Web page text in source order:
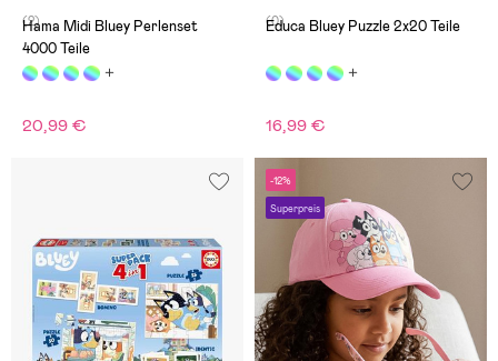
(2)
Hama Midi Bluey Perlenset
4000 Teile
20,99 €
(0)
Educa Bluey Puzzle 2x20 Teile
16,99 €
-12%
Superpreis